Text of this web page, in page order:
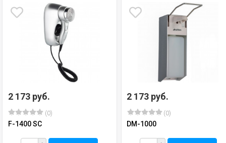
2 173 руб.
(0)
F-1400 SC
2 173 руб.
(0)
DM-1000